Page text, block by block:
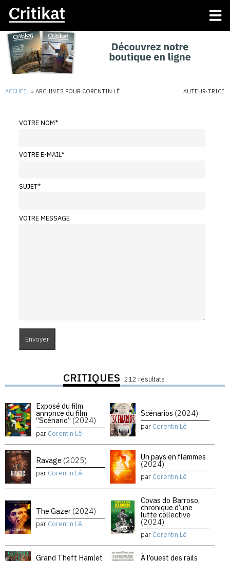
ACCUEIL » ARCHIVES POUR CORENTIN LÊ AUTEUR·TRICE
VOTRE NOM*
VOTRE E-MAIL*
SUJET*
VOTRE MESSAGE
CRITIQUES 212 résultats
Exposé du film
annonce du film
“Scénario” (2024)
par Corentin Lê
Scénarios (2024)
par Corentin Lê
Ravage (2025)
par Corentin Lê
Un pays en flammes
(2024)
par Corentin Lê
The Gazer (2024)
par Corentin Lê
Covas do Barroso,
chronique d’une
lutte collective
(2024)
par Corentin Lê
Grand Theft Hamlet À l’ouest des rails